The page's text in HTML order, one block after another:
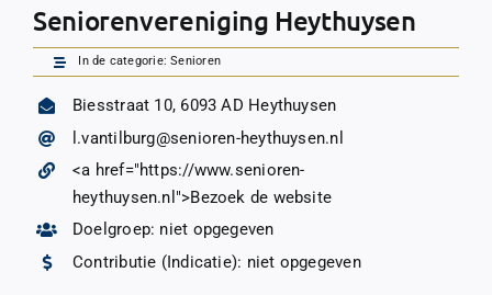
Seniorenvereniging Heythuysen
In de categorie:Senioren
Biesstraat 10, 6093 AD Heythuysen
l.vantilburg@senioren-heythuysen.nl
<a href="https://www.senioren-
heythuysen.nl">Bezoek de website
Doelgroep: niet opgegeven
Contributie (Indicatie): niet opgegeven